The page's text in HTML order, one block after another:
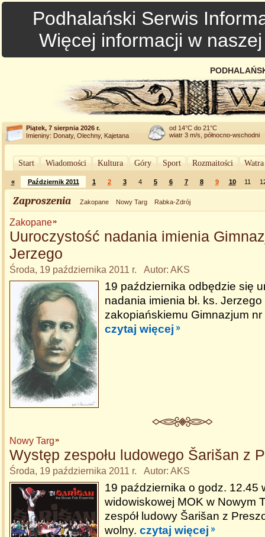
Podhalański Serwis
Więcej informacji w
Piątek, 7 sierpnia 2026 r.
Imieniny: Donaty, Olechny, Kajetana
od 14°C do 21°C
wiatr 3 m/s, północno-wschodni
Start Wiadomości Kultura Góry Sport Rozmaitości
« Październik 2011 1 2 3 4 5 6 7 8 9 10 11
Zaproszenia Zakopane Nowy Targ Rabka-Zdrój
Zakopane
Uuroczystość nadania imienia
Jerzego
Środa, 19 października 2011 r. Autor: AKS
19 października odbędzie się
nadania imienia bł. ks. Jerzego
zakopiańskiemu Gimnazjum nr
czytaj więcej
Nowy Targ
Występ zespołu ludowego Šarišan z
Środa, 19 października 2011 r. Autor: AKS
19 października o godz. 12.45
widowiskowej MOK w Nowym
zespół ludowy Šarišan z
wolny. czytaj więcej